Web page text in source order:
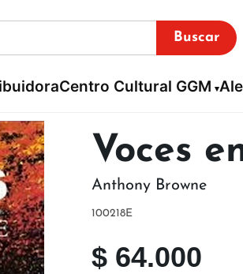
Buscar
Centro Cultural GGM
$64.000
100218E
Anthony Browne
Voces